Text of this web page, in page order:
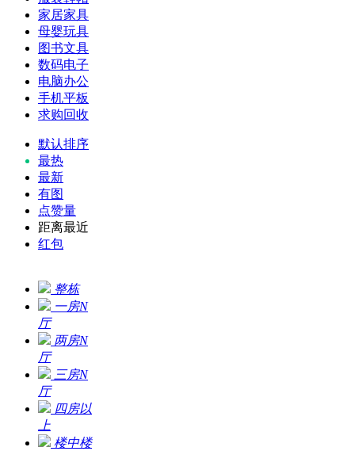
家居家具
母婴玩具
图书文具
数码电子
电脑办公
手机平板
求购回收
默认排序
最热
最新
有图
点赞量
距离最近
红包
整栋
一房N
厅
两房N
厅
三房N
厅
四房以
上
楼中楼